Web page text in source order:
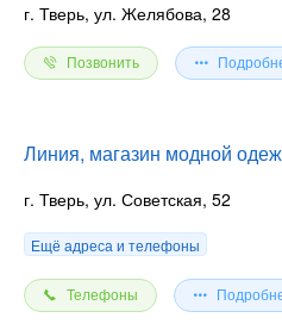
г. Тверь, ул. Желябова, 28
Позвонить
Линия, магазин модной
г. Тверь, ул. Советская, 52
Ещё адреса и телефоны
Телефоны